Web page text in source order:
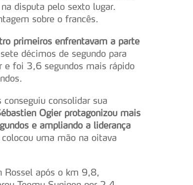
disputa pelo sexto lugar.
sobre o francês.
primeiros enfrentavam a parte
décimos de segundo para
e foi 3,6 segundos mais rápido
consolidar sua
Ogier protagonizou mais
e ampliando a liderança
uma mão na oitava
Rossel após o km 9,8,